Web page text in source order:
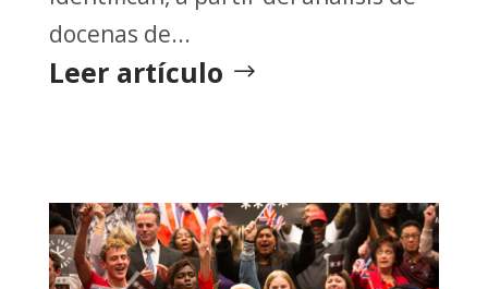
docenas de...
Leer artículo